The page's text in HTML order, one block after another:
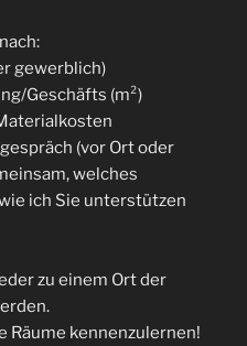
gewerblich)
Geschäfts (m²)
(vor Ort oder
welches
ich Sie unterstützen
zu einem Ort der
Räume kennenzulernen!